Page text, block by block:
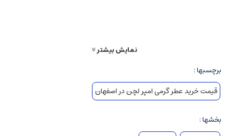
روایح چوبی قوی
نت هایی از عنبر و وانیل
نمایش بیشتر
برچسبها :
قیمت خرید عطر گرمی امپر لچن در اصفهان
بخشها :